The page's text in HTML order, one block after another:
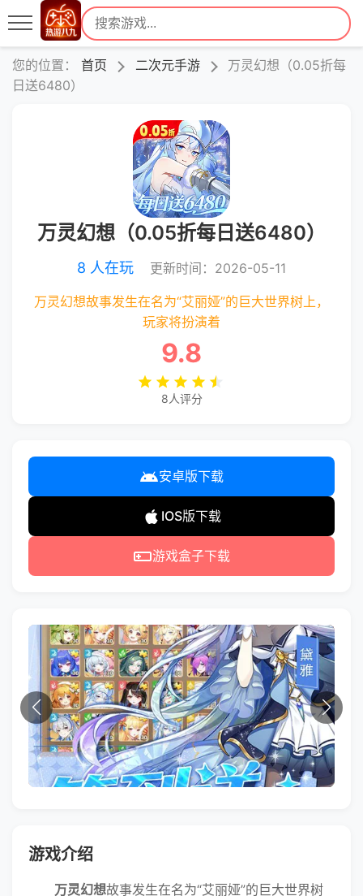
您的位置： 首页 二次元手游
万灵幻想（0.05折每
日送6480）
万灵幻想（0.05折每日送6480）
8 人在玩 更新时间：2026-05-11
万灵幻想故事发生在名为“艾丽娅”的巨大世界树上，
玩家将扮演着
9.8
8人评分
安卓版下载
IOS版下载
游戏盒子下载
游戏介绍
万灵幻想故事发生在名为“艾丽娅”的巨大世界树